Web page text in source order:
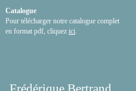
Catalogue
Pour télécharger notre catalogue complet
en format pdf, cliquez ici